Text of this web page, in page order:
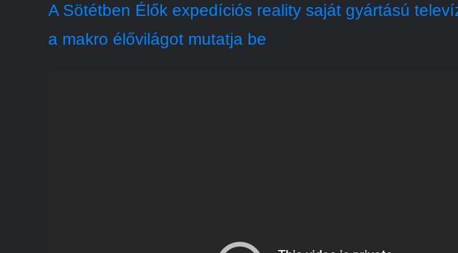
A Sötétben Élők expedíciós reality saját gyártású
a makro élővilágot mutatja be